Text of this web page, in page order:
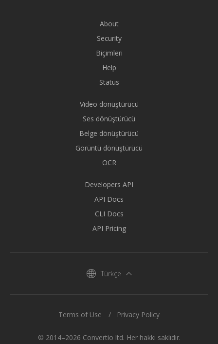
About
Security
Biçimleri
Help
Status
Video dönüştürücü
Ses dönüştürücü
Belge dönüştürücü
Görüntü dönüştürücü
OCR
Developers API
API Docs
CLI Docs
API Pricing
Türkçe
© 2014–2026 Convertio ltd. Her hakkı saklıdır.
Terms of Use Privacy Policy